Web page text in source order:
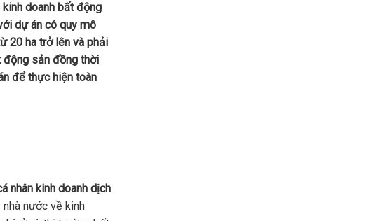
doanh bất động
dự án có quy mô
20 ha trở lên và phải
động sản đồng thời
để thực hiện toàn
nhân kinh doanh dịch
nước về kinh